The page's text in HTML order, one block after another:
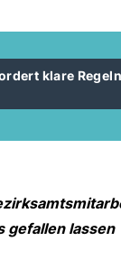
klare
gefallen lassen